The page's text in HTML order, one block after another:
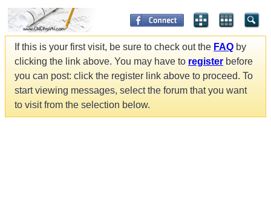
If this is your first visit, be sure to check out the FAQ by
clicking the link above. You may have to register before
you can post: click the register link above to proceed. To
start viewing messages, select the forum that you want
to visit from the selection below.